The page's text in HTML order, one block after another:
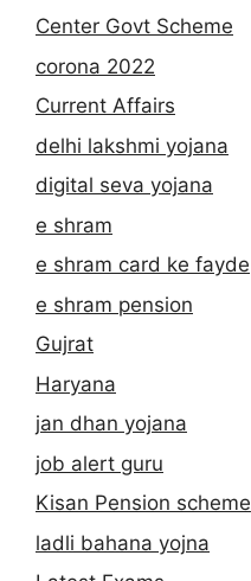
Center Govt Scheme
corona 2022
Current Affairs
delhi lakshmi yojana
digital seva yojana
e shram
e shram card ke fayde
e shram pension
Gujrat
Haryana
jan dhan yojana
job alert guru
Kisan Pension scheme
ladli bahana yojna